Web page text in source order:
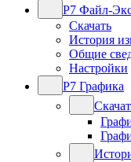
Р7 Файл-
Скачать
История
Общие
Настройки
Р7 Графика